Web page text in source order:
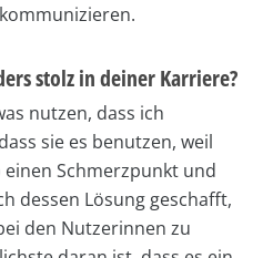
stolz in deiner Karriere?
nutzen, dass ich
sie es benutzen, weil
einen Schmerzpunkt und
dessen Lösung geschafft,
den Nutzerinnen zu